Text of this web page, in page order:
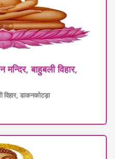
बाहुबली विहार,
विहार, डाकनकोटड़ा